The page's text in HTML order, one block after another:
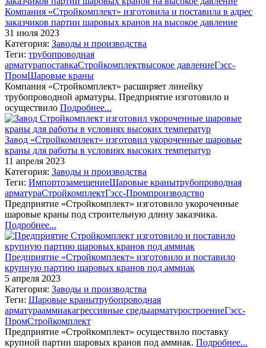
Компания «Стройкомплект» изготовила и поставила в адрес
заказчиков партии шаровых кранов на высокое давление
31 июля 2023
Категория: Заводы и производства
Теги: трубопроводная
арматурапоставкаСтройкомплектвысокое давлениеГэсс-
ПромШаровые краны
Компания «Стройкомплект» расширяет линейку
трубопроводной арматуры. Предприятие изготовило и
осуществило Подробнее...
Завод «Стройкомплект» изготовил укороченные шаровые
краны для работы в условиях высоких температур
11 апреля 2023
Категория: Заводы и производства
Теги: ИмпортозамещениеШаровые кранытрубопроводная
арматураСтройкомплектГэсс-Промпроизводство
Предприятие «Стройкомплект» изготовило укороченные
шаровые краны под строительную длину заказчика.
Подробнее...
Предприятие «Стройкомплект» изготовило и поставило
крупную партию шаровых кранов под аммиак
5 апреля 2023
Категория: Заводы и производства
Теги: Шаровые кранытрубопроводная
арматурааммиакагрессивные средыарматуростроениеГэсс-
ПромСтройкомплект
Предприятие «Стройкомплект» осуществило поставку
крупной партии шаровых кранов под аммиак. Подробнее...